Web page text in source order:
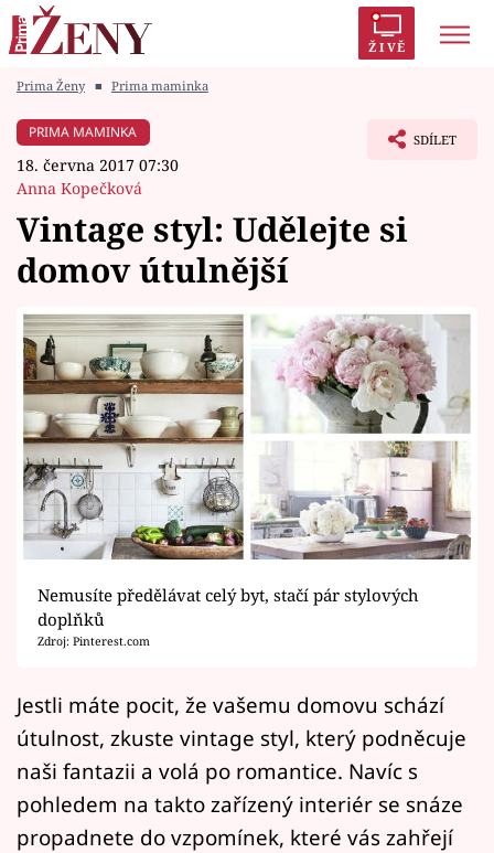
ŽIVĚ
Módní alarm
Zrádci
Témata
Celebrity
Vztahy
Seriály
Horoskopy
Sledujte prima+
Filmový festival Karlovy Vary
Mámy sobě
Přihlášení
Prima Ženy ■ Prima maminka
PRIMA MAMINKA
18. června 2017 07:30
Anna Kopečková
SDÍLET
Vintage styl: Udělejte si
domov útulnější
Nemusíte předělávat celý byt, stačí pár stylových
doplňků
Zdroj: Pinterest.com
Jestli máte pocit, že vašemu domovu schází
útulnost, zkuste vintage styl, který podněcuje
naši fantazii a volá po romantice. Navíc s
pohledem na takto zařízený interiér se snáze
propadnete do vzpomínek, které vás zahřejí